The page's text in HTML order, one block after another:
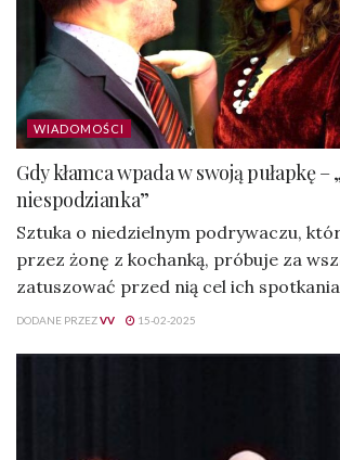
WIADOMOŚCI
Gdy kłamca wpada w swoją pułapkę –
niespodzianka”
Sztuka o niedzielnym podrywaczu,
przez żonę z kochanką, próbuje za
zatuszować przed nią cel ich
DODANE PRZEZVV 15-02-2025